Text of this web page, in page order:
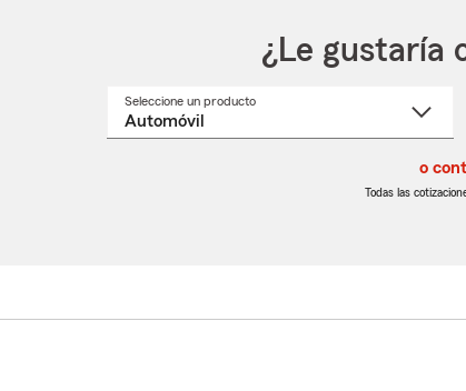
¿Le gustaría
Seleccione un productoSeleccione
o
Todas las